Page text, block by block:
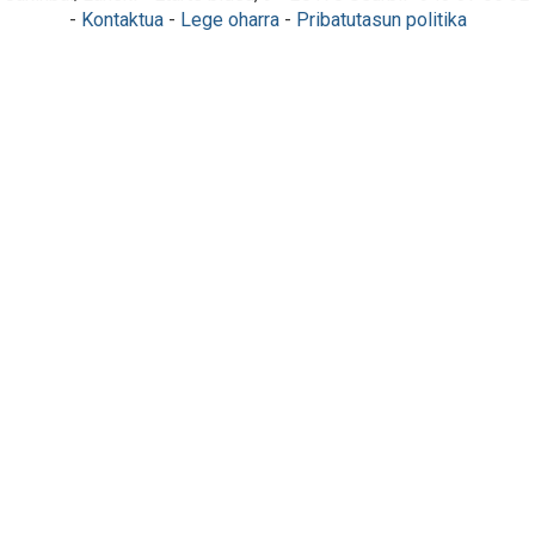
- Kontaktua- Lege oharra- Pribatutasun politika